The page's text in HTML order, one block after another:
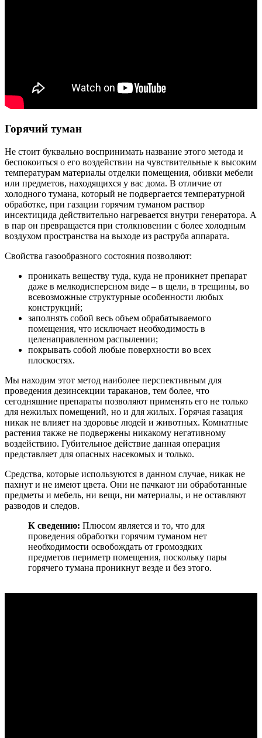
Горячий туман
Не стоит буквально воспринимать название этого метода и
беспокоиться о его воздействии на чувствительные к высоким
температурам материалы отделки помещения, обивки мебели
или предметов, находящихся у вас дома. В отличие от
холодного тумана, который не подвергается температурной
обработке, при газации горячим туманом раствор
инсектицида действительно нагревается внутри генератора. А
в пар он превращается при столкновении с более холодным
воздухом пространства на выходе из раструба аппарата.
Свойства газообразного состояния позволяют:
проникать веществу туда, куда не проникнет препарат
даже в мелкодисперсном виде – в щели, в трещины, во
всевозможные структурные особенности любых
конструкций;
заполнять собой весь объем обрабатываемого
помещения, что исключает необходимость в
целенаправленном распылении;
покрывать собой любые поверхности во всех
плоскостях.
Мы находим этот метод наиболее перспективным для
проведения дезинсекции тараканов, тем более, что
сегодняшние препараты позволяют применять его не только
для нежилых помещений, но и для жилых. Горячая газация
никак не влияет на здоровье людей и животных. Комнатные
растения также не подвержены никакому негативному
воздействию. Губительное действие данная операция
представляет для опасных насекомых и только.
Средства, которые используются в данном случае, никак не
пахнут и не имеют цвета. Они не пачкают ни обработанные
предметы и мебель, ни вещи, ни материалы, и не оставляют
разводов и следов.
К сведению: Плюсом является и то, что для
проведения обработки горячим туманом нет
необходимости освобождать от громоздких
предметов периметр помещения, поскольку пары
горячего тумана проникнут везде и без этого.